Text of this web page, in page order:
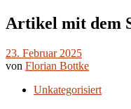
Artikel mit dem
23. Februar 2025
von Florian Bottke
Unkategorisiert